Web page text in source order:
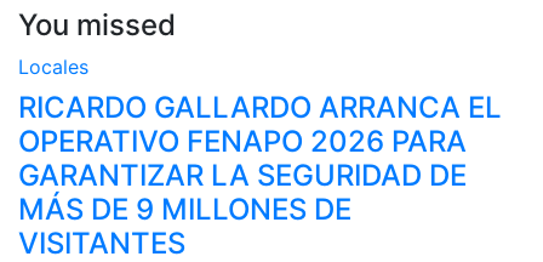
You missed
Locales
RICARDO GALLARDO ARRANCA EL
OPERATIVO FENAPO 2026 PARA
GARANTIZAR LA SEGURIDAD DE
MÁS DE 9 MILLONES DE
VISITANTES